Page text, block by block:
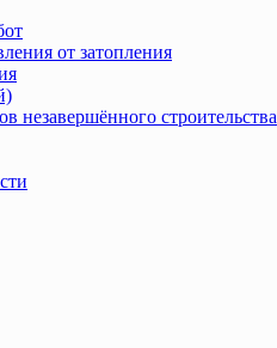
от затопления
незавершённого строительства